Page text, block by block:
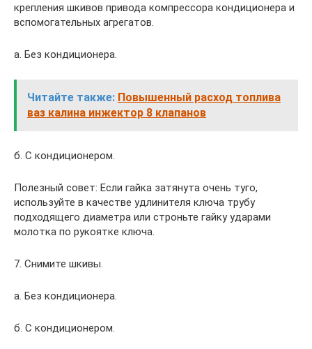
крепления шкивов привода компрессора кондиционера и
вспомогательных агрегатов.
а. Без кондиционера.
Читайте также: Повышенный расход топлива
ваз калина инжектор 8 клапанов
б. С кондиционером.
Полезный совет: Если гайка затянута очень туго,
используйте в качестве удлинителя ключа трубу
подходящего диаметра или строньте гайку ударами
молотка по рукоятке ключа.
7. Снимите шкивы.
а. Без кондиционера.
б. С кондиционером.